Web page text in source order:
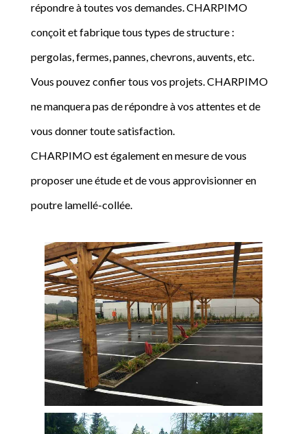
répondre à toutes vos demandes. CHARPIMO
conçoit et fabrique tous types de structure :
pergolas, fermes, pannes, chevrons, auvents, etc.
Vous pouvez confier tous vos projets. CHARPIMO
ne manquera pas de répondre à vos attentes et de
vous donner toute satisfaction.
CHARPIMO est également en mesure de vous
proposer une étude et de vous approvisionner en
poutre lamellé-collée.